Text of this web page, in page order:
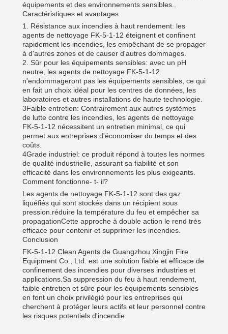
équipements et des environnements sensibles..
Caractéristiques et avantages
1. Résistance aux incendies à haut rendement: les
agents de nettoyage FK-5-1-12 éteignent et confinent
rapidement les incendies, les empêchant de se propager
à d'autres zones et de causer d'autres dommages.
2. Sûr pour les équipements sensibles: avec un pH
neutre, les agents de nettoyage FK-5-1-12
n'endommageront pas les équipements sensibles, ce qui
en fait un choix idéal pour les centres de données, les
laboratoires et autres installations de haute technologie.
3Faible entretien: Contrairement aux autres systèmes
de lutte contre les incendies, les agents de nettoyage
FK-5-1-12 nécessitent un entretien minimal, ce qui
permet aux entreprises d'économiser du temps et des
coûts.
4Grade industriel: ce produit répond à toutes les normes
de qualité industrielle, assurant sa fiabilité et son
efficacité dans les environnements les plus exigeants.
Comment fonctionne- t- il?
Les agents de nettoyage FK-5-1-12 sont des gaz
liquéfiés qui sont stockés dans un récipient sous
pression.réduire la température du feu et empêcher sa
propagationCette approche à double action le rend très
efficace pour contenir et supprimer les incendies.
Conclusion
FK-5-1-12 Clean Agents de Guangzhou Xingjin Fire
Equipment Co., Ltd. est une solution fiable et efficace de
confinement des incendies pour diverses industries et
applications.Sa suppression du feu à haut rendement,
faible entretien et sûre pour les équipements sensibles
en font un choix privilégié pour les entreprises qui
cherchent à protéger leurs actifs et leur personnel contre
les risques potentiels d'incendie.